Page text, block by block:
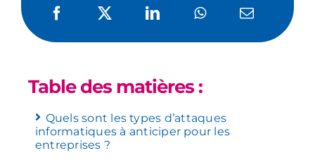
Table des matières :
Quels sont les types d’attaques
informatiques à anticiper pour les
entreprises ?